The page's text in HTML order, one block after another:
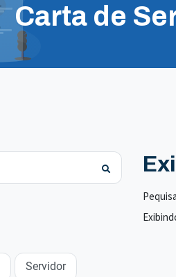
Carta de
Servidor